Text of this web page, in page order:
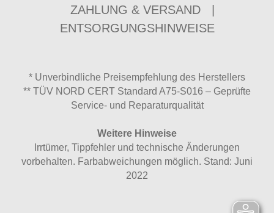
ZAHLUNG & VERSAND
ENTSORGUNGSHINWEISE
* Unverbindliche Preisempfehlung des Herstellers
** TÜV NORD CERT Standard A75-S016 – Geprüfte
Service- und Reparaturqualität
Weitere Hinweise
Irrtümer, Tippfehler und technische Änderungen
vorbehalten. Farbabweichungen möglich. Stand: Juni
2022